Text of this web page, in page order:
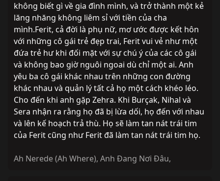
không biết gì về gia đình mình, và trở thành một kẻ
lăng nhăng không liêm sỉ với tiền của cha
mình.Ferit, cả đời là phụ nữ, mơ ước được kết hôn
với những cô gái trẻ đẹp trai, Ferit vui vẻ như một
đứa trẻ hư khi đối mặt với sự chú ý của các cô gái
và không bao giờ nguôi ngoai dù chỉ một ai. Anh
yêu ba cô gái khác nhau trên những con đường
khác nhau và quản lý tất cả họ một cách khéo léo.
Cho đến khi anh gặp Zehra. Khi Burçak, Nihal và
Sera nhận ra rằng họ đã bị lừa dối, họ đến với nhau
và lên kế hoạch trả thù. Họ sẽ làm tan nát trái tim
của Ferit cũng như Ferit đã làm tan nát trái tim họ.
Ah Nerede (Ah Where), Anh Đang Nơi Đâu,